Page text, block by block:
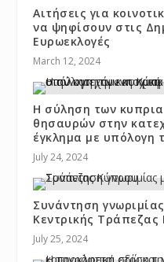
Αιτήσεις για
να ψηφίσουν στις
Ευρωεκλογές
March 12, 2024
Η σύληση των
θησαυρών στην
έγκλημα με υπόλογη
July 24, 2024
Συνάντηση
Κεντρικής Τράπεζας
July 25, 2024